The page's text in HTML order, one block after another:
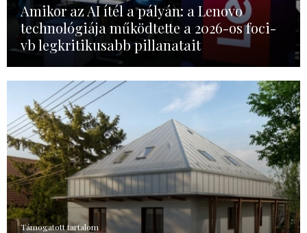
Amikor az AI ítél a pályán: a Lenovo
technológiája működtette a 2026-os foci-
vb legkritikusabb pillanatait
Támogatott tartalom